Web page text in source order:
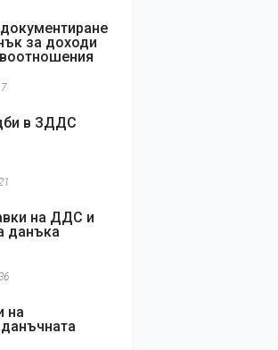
за доходи
в ЗДДС
на ДДС и
данъка
на